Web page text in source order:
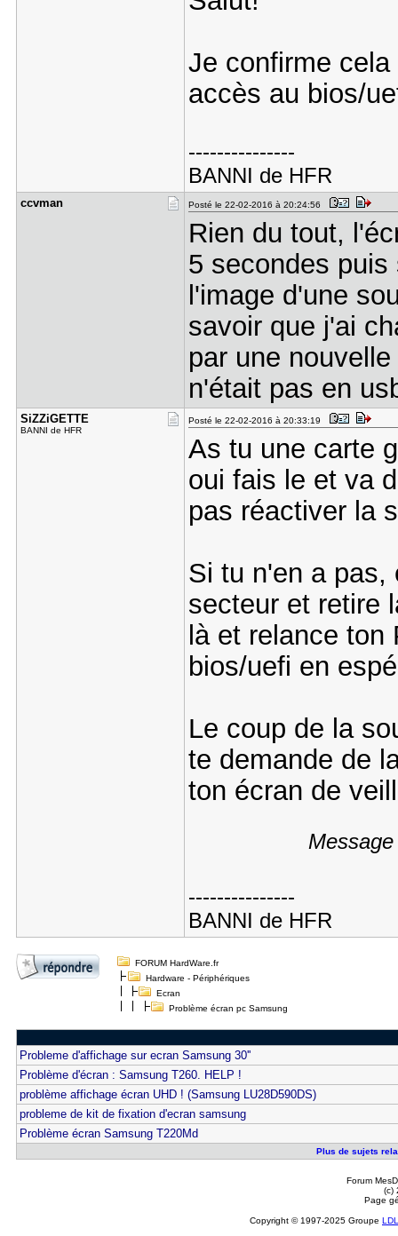
Je confirme
accès au bios/
---------------
BANNI de HFR
ccvman Posté le 22-02-2016 à 20:24:56
Rien du tout,
5 secondes
l'image d'une
savoir que j'ai
par une
n'était pas en
SiZZiGETTE
BANNI de HFR
Posté le 22-02-2016 à 20:33:19
As tu une carte
oui fais le et va
pas réactiver la
Si tu n'en a pas,
secteur et retire
là et relance
bios/uefi en
Le coup de la
te demande de
ton écran de
---------------
BANNI de HFR
FORUM HardWare.fr
Hardware - Périphériques
Ecran
Problème écran pc Samsung
Probleme d'affichage sur ecran Samsung 30''
Problème d'écran : Samsung T260. HELP !
problème affichage écran UHD ! (Samsung LU28D590DS)
probleme de kit de fixation d'ecran samsung
Problème écran Samsung T220Md
Plus de sujets
Forum
(c)
Page
Copyright © 1997-2025 Groupe